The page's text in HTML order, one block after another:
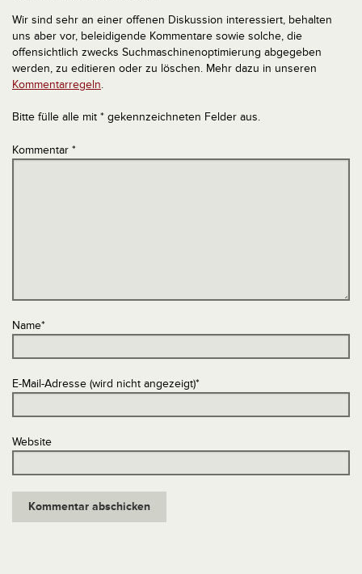
Wir sind sehr an einer offenen Diskussion interessiert, behalten
uns aber vor, beleidigende Kommentare sowie solche, die
offensichtlich zwecks Suchmaschinenoptimierung abgegeben
werden, zu editieren oder zu löschen. Mehr dazu in unseren
Kommentarregeln.
Bitte fülle alle mit * gekennzeichneten Felder aus.
Kommentar *
Name*
E-Mail-Adresse (wird nicht angezeigt)*
Website